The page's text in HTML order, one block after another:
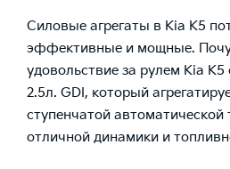
Силовые агрегаты в Kia K5
эффективные и мощные.
удовольствие за рулем Kia
2.5л. GDI, который
ступенчатой автоматической
отличной динамики и